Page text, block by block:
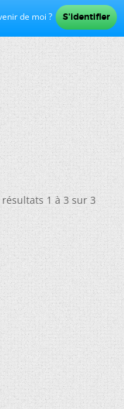
de moi ?
1 à 3 sur 3